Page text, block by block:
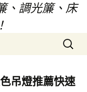
、調光簾、床
搜
尋
鍵
字:
吊燈推薦快速